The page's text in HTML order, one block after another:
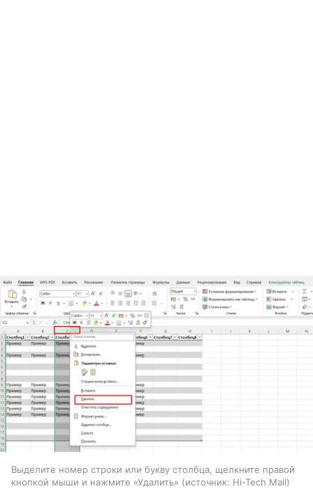
Выделите номер строки или букву столбца, щелкните правой
кнопкой мыши и нажмите «Удалить»
источник: Hi-Tech Mail